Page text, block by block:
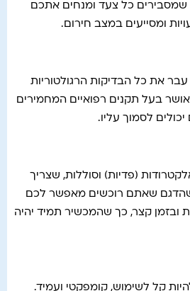
כל צעד ומנחים אתכם
ומסייעים במצב חירום.
עבר את כל הבדיקות הרגולטוריות
בעל תקנים רפואיים המחמירים
לסמוך עליו.
(פדיות) וסוללות, שצריך
שהדגם שאתם רוכשים מאפשר לכם
ובזמן קצר, כך שהמכשיר תמיד יהיה
קל לשימוש, קומפקטי ועמיד.